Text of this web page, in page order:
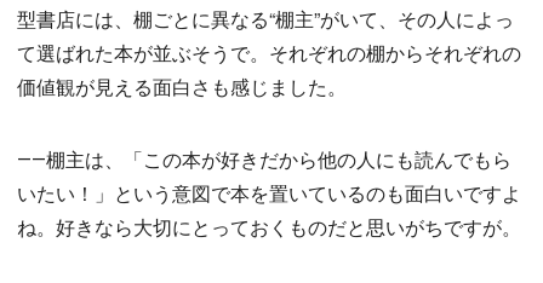
型書店には、棚ごとに異なる“棚主”がいて、その人によっ
て選ばれた本が並ぶそうで。それぞれの棚からそれぞれの
価値観が見える面白さも感じました。
――棚主は、「この本が好きだから他の人にも読んでもら
いたい！」という意図で本を置いているのも面白いですよ
ね。好きなら大切にとっておくものだと思いがちですが。